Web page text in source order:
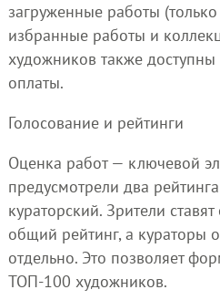
загруженные работы
избранные работы и
художников также
оплаты.
Голосование и рейтинги
Оценка работ — ключевой
предусмотрели два
кураторский. Зрители
общий рейтинг, а кураторы
отдельно. Это позволяет
ТОП-100 художников.